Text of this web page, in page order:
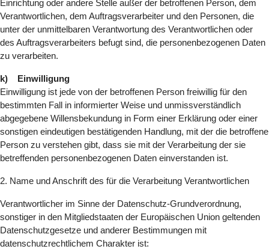
Einrichtung oder andere Stelle außer der betroffenen Person, dem
Verantwortlichen, dem Auftragsverarbeiter und den Personen, die
unter der unmittelbaren Verantwortung des Verantwortlichen oder
des Auftragsverarbeiters befugt sind, die personenbezogenen Daten
zu verarbeiten.
k) Einwilligung
Einwilligung ist jede von der betroffenen Person freiwillig für den
bestimmten Fall in informierter Weise und unmissverständlich
abgegebene Willensbekundung in Form einer Erklärung oder einer
sonstigen eindeutigen bestätigenden Handlung, mit der die betroffene
Person zu verstehen gibt, dass sie mit der Verarbeitung der sie
betreffenden personenbezogenen Daten einverstanden ist.
2. Name und Anschrift des für die Verarbeitung Verantwortlichen
Verantwortlicher im Sinne der Datenschutz-Grundverordnung,
sonstiger in den Mitgliedstaaten der Europäischen Union geltenden
Datenschutzgesetze und anderer Bestimmungen mit
datenschutzrechtlichem Charakter ist: